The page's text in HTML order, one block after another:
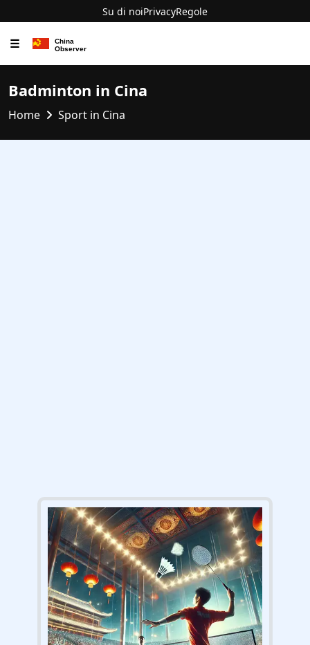
Su di noiPrivacyRegole
☰
Badminton in Cina
Home Sport in Cina